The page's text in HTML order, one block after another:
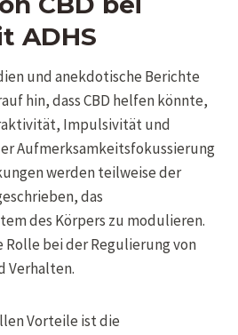
ADHS
und anekdotische Berichte
hin, dass CBD helfen könnte,
Impulsivität und
Aufmerksamkeitsfokussierung
werden teilweise der
das
des Körpers zu modulieren.
Rolle bei der Regulierung von
Verhalten.
Vorteile ist die